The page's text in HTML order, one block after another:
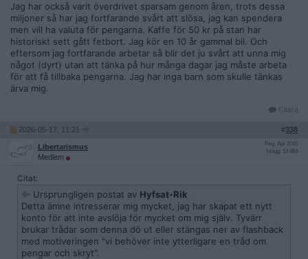
Jag har också varit överdrivet sparsam genom åren, trots dessa
miljoner så har jag fortfarande svårt att slösa, jag kan spendera
men vill ha valuta för pengarna. Kaffe för 50 kr på stan har
historiskt sett gått fetbort. Jag kör en 10 år gammal bil. Och
eftersom jag fortfarande arbetar så blir det ju svårt att unna mig
något (dyrt) utan att tänka på hur många dagar jag måste arbeta
för att få tillbaka pengarna. Jag har inga barn som skulle tänkas
ärva mig.
Citera
2026-05-17, 11:21 #338
Libertarismus
Medlem
Reg: Apr 2016
Inlägg: 14 864
Citat:
Ursprungligen postat av Hyfsat-Rik
Detta ämne intresserar mig mycket, jag har skapat ett nytt
konto för att inte avslöja för mycket om mig själv. Tyvärr
brukar trådar som denna dö ut eller stängas ner av flashback
med motiveringen "vi behöver inte ytterligare en tråd om
pengar och skryt".